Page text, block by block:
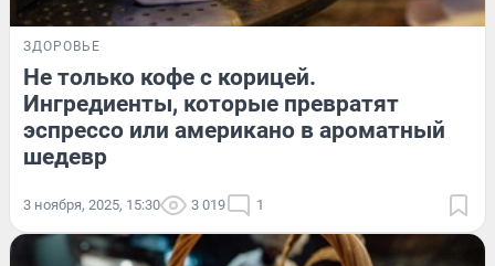
ЗДОРОВЬЕ
Не только кофе с корицей.
Ингредиенты, которые превратят
эспрессо или американо в ароматный
шедевр
3 ноября, 2025, 15:30 3 019 1